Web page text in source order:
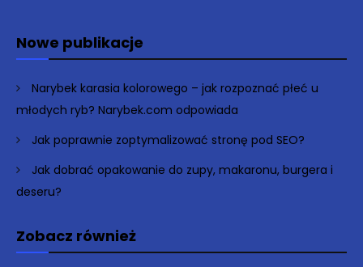
Nowe publikacje
Narybek karasia kolorowego – jak rozpoznać płeć u
młodych ryb? Narybek.com odpowiada
Jak poprawnie zoptymalizować stronę pod SEO?
Jak dobrać opakowanie do zupy, makaronu, burgera i
deseru?
Zobacz również